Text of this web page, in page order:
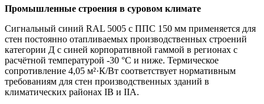
Промышленные строения в суровом климате
Сигнальный синий RAL 5005 с ППС 150 мм применяется для
стен постоянно отапливаемых производственных строений
категории Д с синей корпоративной гаммой в регионах с
расчётной температурой -30 °C и ниже. Термическое
сопротивление 4,05 м²·К/Вт соответствует нормативным
требованиям для стен производственных зданий в
климатических районах IВ и IIA.